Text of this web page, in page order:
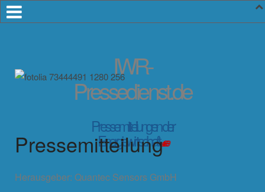
IWR-
Pressedienst.de
Pressemitteilungen der
Energiewirtschaftseit 1999
Pressemitteilung
Herausgeber: Quantec Sensors GmbH